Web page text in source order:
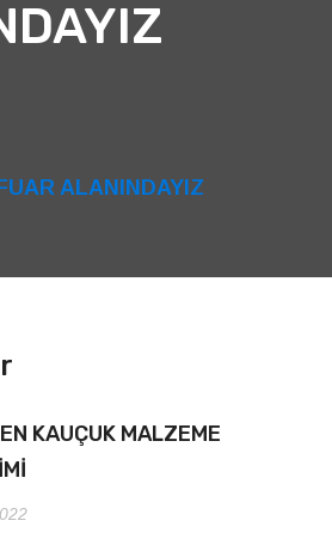
ALANINDAYIZ
KAUÇUK MALZEME